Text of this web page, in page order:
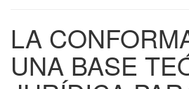
LA
UNA BASE